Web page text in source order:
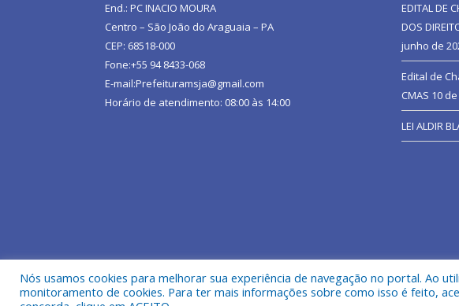
End.: PC INACIO MOURA
Centro – São João do Araguaia – PA
CEP: 68518-000
Fone:+55 94 8433-068
E-mail:Prefeituramsja@gmail.com
Horário de atendimento: 08:00 às 14:00
EDITAL DE
DOS
junho de
Edital de
CMAS 10
LEI ALDIR
Todos os direitos reservados a Prefeitura Municipal de São João do
Nós usamos cookies para melhorar sua experiência de navegação no portal. Ao
monitoramento de cookies. Para ter mais informações sobre como isso é feito,